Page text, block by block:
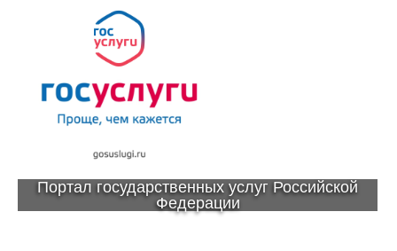
Портал государственных услуг Российской
Федерации